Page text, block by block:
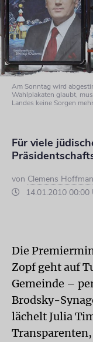
Am Sonntag wird
Wahlplakaten glaubt,
Landes keine Sorgen
Für viele
von Clemens
14.01.2010 00:00
Die
Zopf geht auf
Gemeinde –
Brodsky-
lächelt Julia